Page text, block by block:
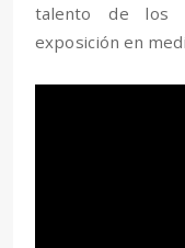
talento de los
exposición en